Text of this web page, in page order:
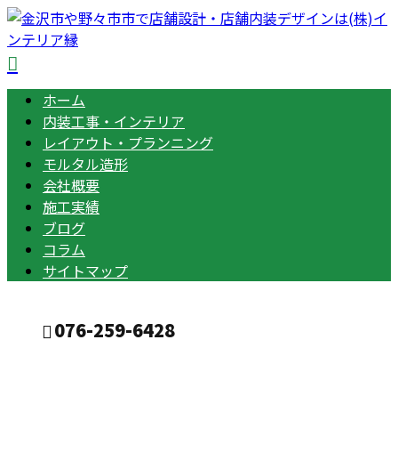
ホーム
内装工事・インテリア
レイアウト・プランニング
モルタル造形
会社概要
施工実績
ブログ
コラム
サイトマップ
076-259-6428